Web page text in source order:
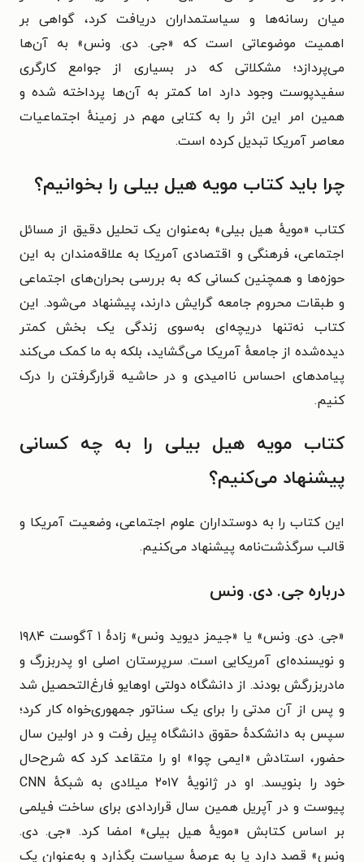
میان رسانه‌ها و سیاستمداران دریافت کرد، گواهی بر
اهمیت موضوعاتی است که «جی. دی. ونس» به آن‌ها
می‌پردازد؛ مشکلاتی که در بسیاری از جوامع کارگری
سفیدپوست وجود دارد اما کمتر به آن‌ها پرداخته شده و
همین امر این اثر را به کتابی مهم در زمینهٔ اجتماعیات
معاصر آمریکا تبدیل کرده است.
چرا باید کتاب مویه هیل بیلی را بخوانیم؟
کتاب «مویهٔ هیل بیلی» به‌عنوان یک تحلیل دقیق از مسائل
اجتماعی، فرهنگی و اقتصادی آمریکا به علاقه‌مندان به این
حوزه‌ها و همچنین کسانی که به بررسی بحران‌های اجتماعی
و طبقات محروم جامعه گرایش دارند، پیشنهاد می‌شود. این
کتاب نه‌تنها دریچه‌ای به‌سوی زندگی یک بخش کمتر
دیده‌شده از جامعهٔ آمریکا می‌گشاید، بلکه به ما کمک می‌کند
پیامدهای احساس ناامیدی و در حاشیه قرارگرفتن را درک
کنیم.
کتاب مویه هیل بیلی را به چه کسانی
پیشنهاد می‌کنیم؟
این کتاب را به دوستداران علوم اجتماعی، وضعیت آمریکا و
قالب سرگذشت‌نامه پیشنهاد می‌کنیم.
درباره جی. دی. ونس
«جی. دی. ونس» یا «جیمز دیوید ونس» زادهٔ ۱ آگوست ۱۹۸۴
و نویسنده‌ای آمریکایی است. سرپرستان اصلی او پدربزرگ و
مادربزرگش بودند. از دانشگاه دولتی اوهایو فارغ‌التحصیل شد
و پس از آن مدتی را برای یک سناتور جمهوری‌خواه کار کرد؛
سپس به دانشکدهٔ حقوق دانشگاه یِیل رفت و در اولین سال
حضور، استادش «ایمی چوا» او را متقاعد کرد که شرح‌حال
خود را بنویسد. او در ژانویهٔ ۲۰۱۷ میلادی به شبکهٔ CNN
پیوست و در آپریل همین سال قراردادی برای ساخت فیلمی
بر اساس کتابش «مویهٔ هیل بیلی» امضا کرد. «جی. دی.
ونس» قصد دارد پا به عرصهٔ سیاست بگذارد و به‌عنوان یک